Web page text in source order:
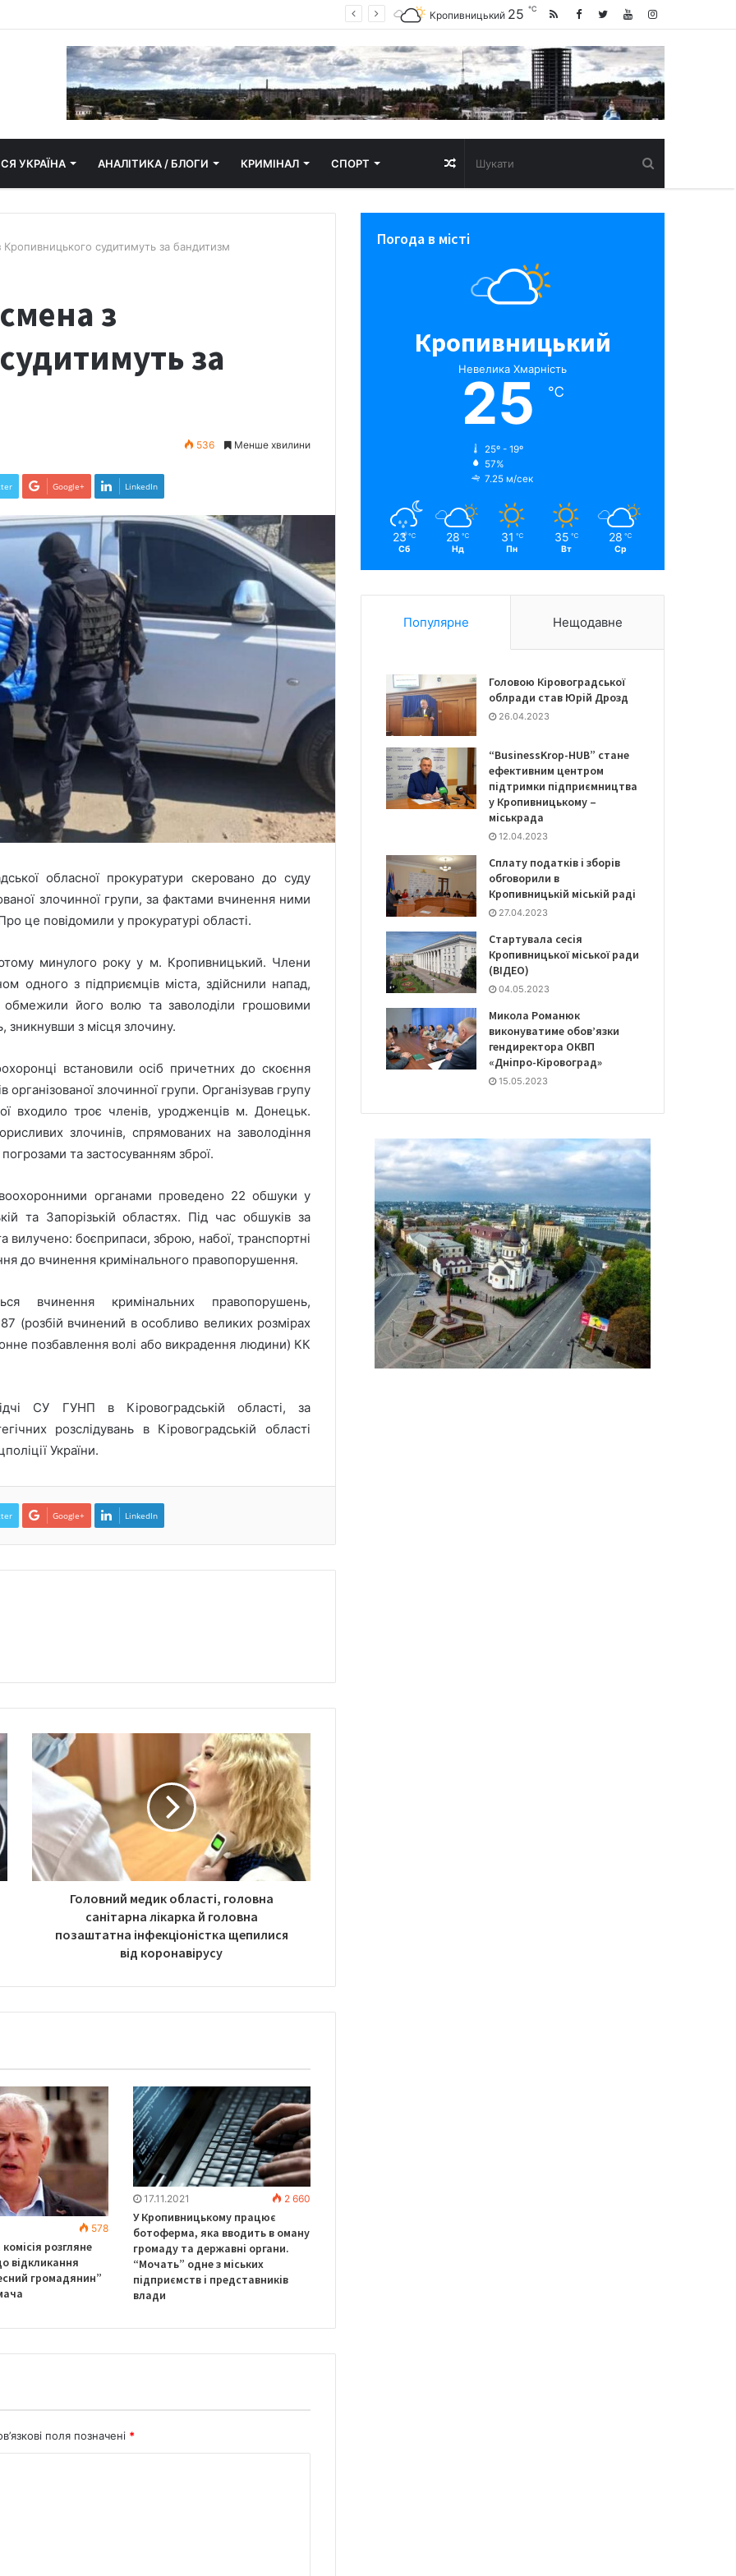
замайорів у Кропивницькому Кропивницький 25 ℃
УКРАЇНА АНАЛІТИКА / БЛОГИ КРИМІНАЛ СПОРТ Випадкова
стаття
Кропивницького судитимуть за бандитизм
з
за
536 Менше хвилини
Google+ LinkedIn
обласної прокуратури скеровано до суду
злочинної групи, за фактами вчинення ними
це повідомили у прокуратурі області.
минулого року у м. Кропивницький. Члени
одного з підприємців міста, здійснили напад,
обмежили його волю та заволоділи грошовими
зникнувши з місця злочину.
встановили осіб причетних до скоєння
злочинної групи. Організував групу
входило троє членів, уродженців м. Донецьк.
злочинів, спрямованих на заволодіння
та застосуванням зброї.
органами проведено 22 обшуки у
та Запорізькій областях. Під час обшуків за
боєприпаси, зброю, набої, транспортні
до вчинення кримінального правопорушення.
вчинення кримінальних правопорушень,
(розбій вчинений в особливо великих розмірах
позбавлення волі або викрадення людини) КК
СУ ГУНП в Кіровоградській області, за
розслідувань в Кіровоградській області
України.
Google+ LinkedIn
Головний медик області, головна
санітарна лікарка й головна
позаштатна інфекціоністка щепилися
від коронавірусу
578
розгляне
відкликання
громадянин”
17.11.2021 2 660
У Кропивницькому працює
ботоферма, яка вводить в оману
громаду та державні органи.
“Мочать” одне з міських
підприємств і представників
влади
поля позначені *
Погода в місті
Кропивницький
Невелика Хмарність
25 ℃
25º - 19º
57%
7.25 м/сек
23 ℃
Сб
28 ℃
Нд
31 ℃
Пн
35 ℃
Вт
28 ℃
Ср
Популярне Нещодавне
Головою Кіровоградської
облради став Юрій Дрозд
26.04.2023
“BusinessKrop-HUB” стане
ефективним центром
підтримки підприємництва
у Кропивницькому –
міськрада
12.04.2023
Сплату податків і зборів
обговорили в
Кропивницькій міській раді
27.04.2023
Стартувала сесія
Кропивницької міської ради
(ВІДЕО)
04.05.2023
Микола Романюк
виконуватиме обов’язки
гендиректора ОКВП
«Дніпро-Кіровоград»
15.05.2023